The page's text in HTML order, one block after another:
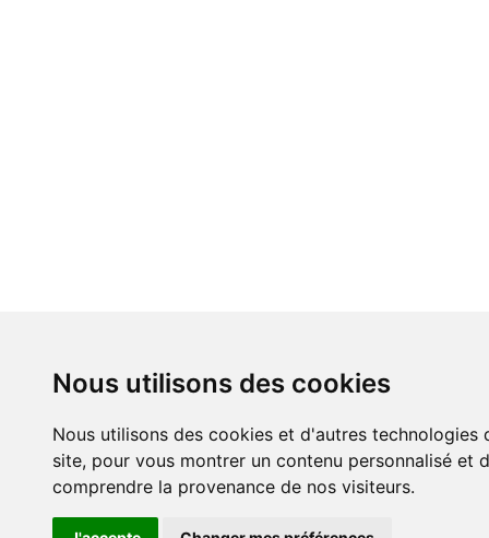
Nous utilisons des cookies
Nous utilisons des cookies et d'autres
site, pour vous montrer un contenu personnalisé
comprendre la provenance de nos visiteurs.